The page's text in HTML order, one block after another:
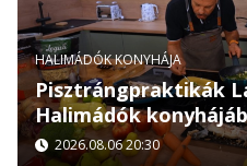
HALIMÁDÓK KONYHÁJA
Pisztrángpraktikák
Halimádók
2026.08.06 20:30